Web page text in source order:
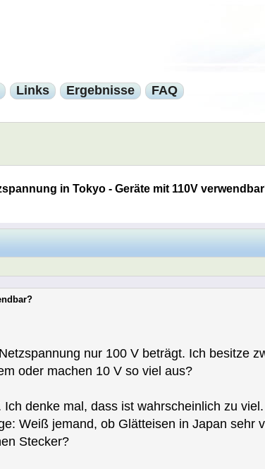
Links Ergebnisse FAQ
in Tokyo - Geräte mit 110V
nur 100 V beträgt. Ich besitze
oder machen 10 V so viel aus?
denke mal, dass ist wahrscheinlich zu
Weiß jemand, ob Glätteisen in Japan sehr
Stecker?